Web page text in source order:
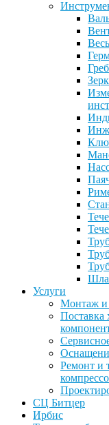
Услуги
Монтаж и
Поставка
Ремонт и
СЦ Битцер
Ирбис